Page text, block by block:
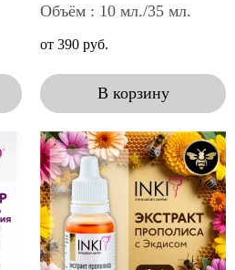
Объём : 10 мл./35 мл.
от 390 руб.
В корзину